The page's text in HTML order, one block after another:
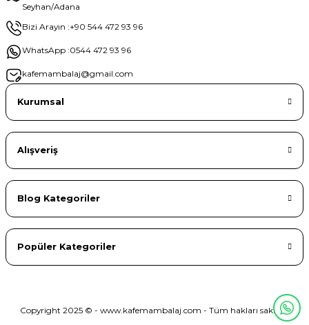
Seyhan/Adana
Bizi Arayın :+90 544 472 93 96
WhatsApp :0544 472 93 96
kafemambalaj@gmail.com
Kurumsal
Alışveriş
Blog Kategoriler
Popüler Kategoriler
Copyright 2025 © - www.kafemambalaj.com - Tüm hakları saklıdır.